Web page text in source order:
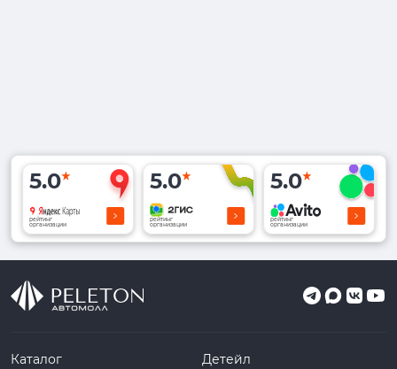
5.0
рейтинг
организации
5.0
рейтинг
организации
5.0
рейтинг
организации
Каталог
Детейл